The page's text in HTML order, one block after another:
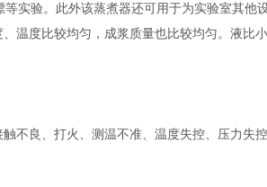
验。此外该蒸煮器还可用于为实验室其他设
度比较均匀，成浆质量也比较均匀。液比
良、打火、测温不准、温度失控、压力失控